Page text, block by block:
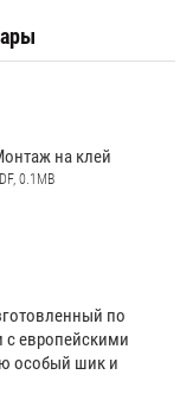
на клей
0.1MB
по
с европейскими
особый шик и